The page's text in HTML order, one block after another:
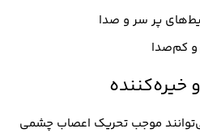
پر سر و صدا
و کم‌صدا
موجب تحریک اعصاب چشمی